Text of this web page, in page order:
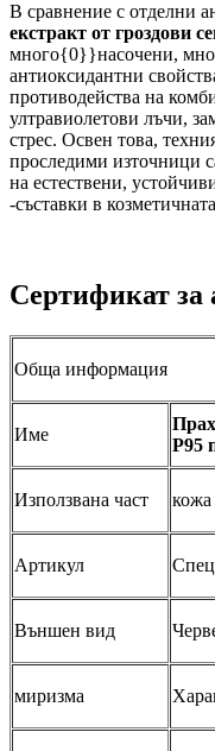
В сравнение с отделни
екстракт от гроздови
много{0}}насочени,
антиоксидантни
противодейства на
ултравиолетови лъчи,
стрес. Освен това,
проследими източници
на естествени,
-съставки в
Сертификат за
Обща информация
Име
Прах
P95
Използвана част кожа
Артикул
Външен вид
миризма